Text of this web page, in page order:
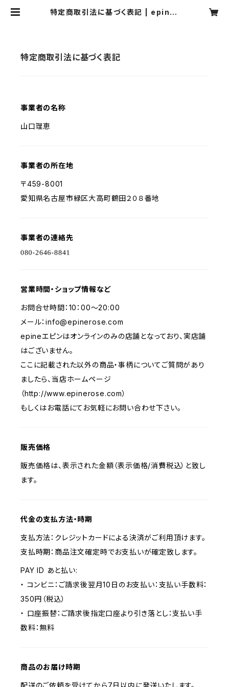
特定商取引法に基づく表記 | epiner
特定商取引法に基づく表記
事業者の名称
山口理恵
事業者の所在地
〒459-8001
愛知県名古屋市緑区大高町鶴田２０８番地
事業者の連絡先
営業時間・ショップ情報など
お問合せ時間：10：00～20:00
メール：info@epinerose.com
epineエピンはオンラインのみの店舗となっており、実店舗
はございません。
ここに記載された以外の商品・事柄についてご質問があり
ましたら、当店ホームページ
（http://www.epinerose.com）
もしくはお電話にてお気軽にお問い合わせ下さい。
販売価格
販売価格は、表示された金額（表示価格/消費税込）と致し
ます。
代金の支払方法・時期
支払方法：クレジットカードによる決済がご利用頂けます。
支払時期：商品注文確定時でお支払いが確定致します。
PAY ID あと払い:
・ コンビニ：ご請求後翌月10日のお支払い：支払い手数料：
350円（税込）
・ 口座振替：ご請求後指定口座より引き落とし：支払い手
数料：無料
商品のお届け時期
配送のご依頼を受けてから7日以内に発送いたします。